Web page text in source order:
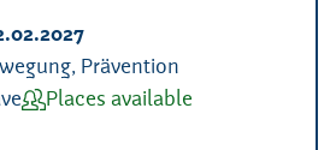
Prävention
Verfügbarkeit:
Places available